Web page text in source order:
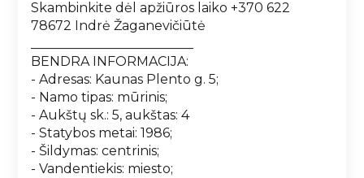
Skambinkite dėl apžiūros laiko +370 622
78672 Indrė Žaganevičiūtė
BENDRA INFORMACIJA:
- Adresas: Kaunas Plento g. 5;
- Namo tipas: mūrinis;
- Aukštų sk.: 5, aukštas: 4
- Statybos metai: 1986;
- Šildymas: centrinis;
- Vandentiekis: miesto;